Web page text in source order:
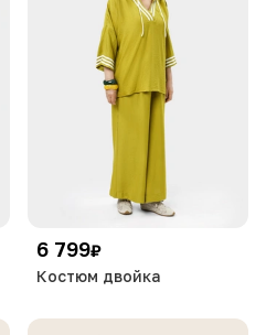
6 799₽
Костюм двойка